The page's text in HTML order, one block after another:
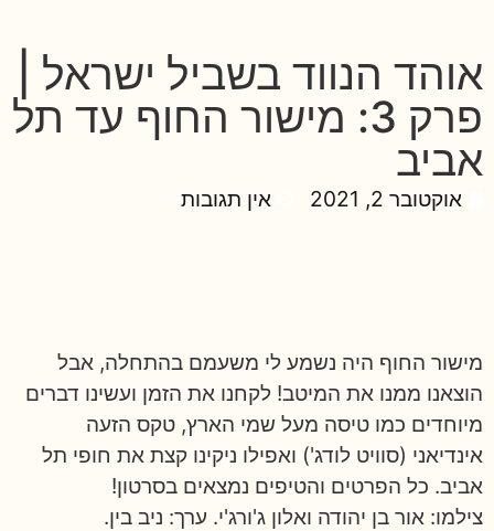
אוהד הנווד בשביל ישראל |
פרק 3: מישור החוף עד תל
אביב
אוקטובר 2, 2021 אין תגובות
מישור החוף היה נשמע לי משעמם בהתחלה, אבל
הוצאנו ממנו את המיטב! לקחנו את הזמן ועשינו דברים
מיוחדים כמו טיסה מעל שמי הארץ, טקס הזעה
אינדיאני (סוויט לודג') ואפילו ניקינו קצת את חופי תל
אביב. כל הפרטים והטיפים נמצאים בסרטון!
צילמו: אור בן יהודה ואלון ג'ורג'י. ערך: ניב בין.